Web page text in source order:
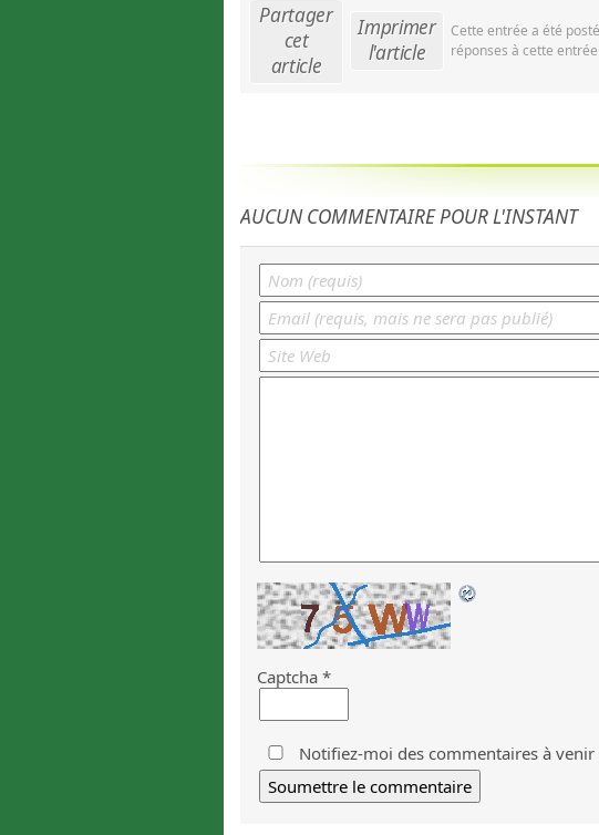
Partager
cet
article
Imprimer
l'article
Cette entrée a été
réponses à cette
AUCUN COMMENTAIRE POUR L'INSTANT
Captcha *
Notifiez-moi des commentaires à